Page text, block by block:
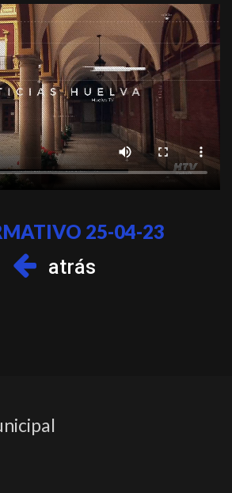
25-04-23
atrás